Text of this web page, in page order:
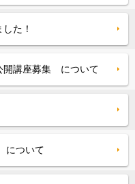
た！
講座募集 について
について